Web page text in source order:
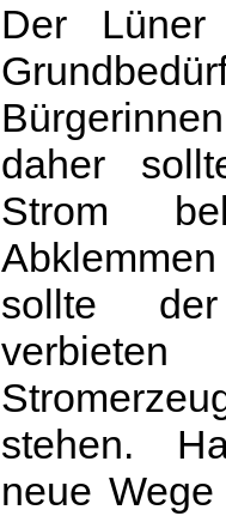
Der
daher
Strom
sollte der
stehen.
neue